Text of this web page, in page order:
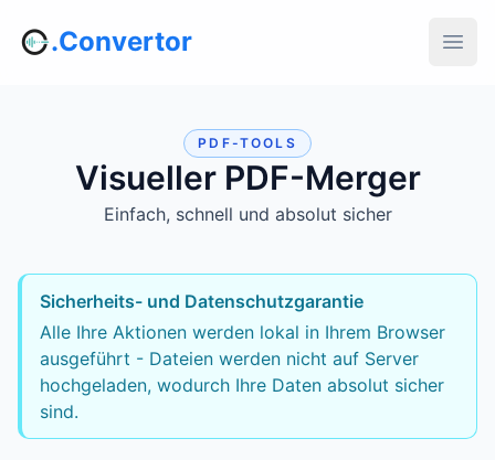
.Convertor
PDF-TOOLS
Visueller PDF-Merger
Einfach, schnell und absolut sicher
Sicherheits- und Datenschutzgarantie
Alle Ihre Aktionen werden lokal in Ihrem Browser
ausgeführt - Dateien werden nicht auf Server
hochgeladen, wodurch Ihre Daten absolut sicher
sind.